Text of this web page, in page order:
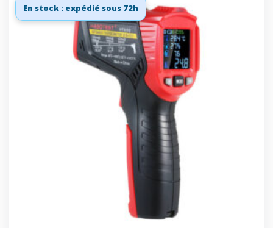
En stock : expédié sous 72h